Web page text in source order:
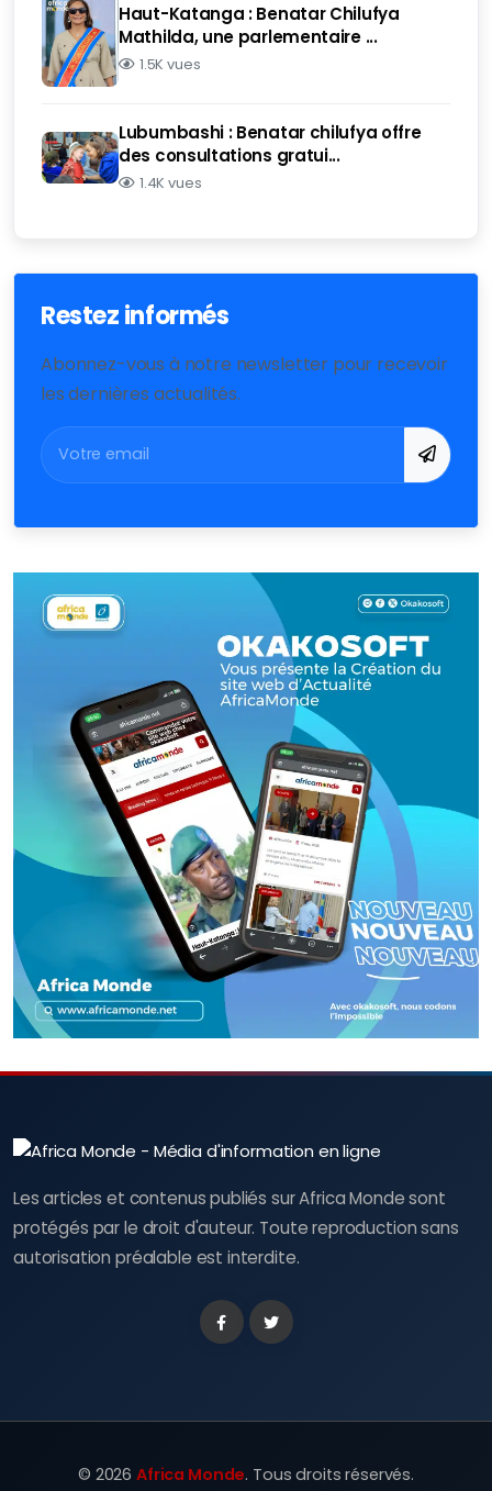
Haut-Katanga : Benatar Chilufya
Mathilda, une parlementaire ...
1.5K vues
Lubumbashi : Benatar chilufya offre
des consultations gratui...
1.4K vues
Restez informés
Abonnez-vous à notre newsletter pour recevoir
les dernières actualités.
Les articles et contenus publiés sur Africa Monde sont
protégés par le droit d'auteur. Toute reproduction sans
autorisation préalable est interdite.
FacebookTwitter
© 2026 Africa Monde. Tous droits réservés.